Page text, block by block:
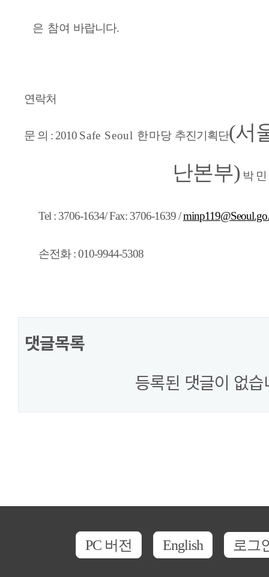
은 참여 바랍니다.
연락처
문 의 : 2010 Safe Seoul 한마당 추진기획단(서
난본부) 박 민
Tel : 3706-1634/ Fax: 3706-1639 /
손전화 : 010-9944-5308
댓글목록
등록된 댓글이 없습
PC 버전 English 로그